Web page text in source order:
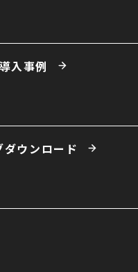
ト
事務所・オフィス
展示場
エコロジー施設
ービス 屋根改修
入事例
ウンロード